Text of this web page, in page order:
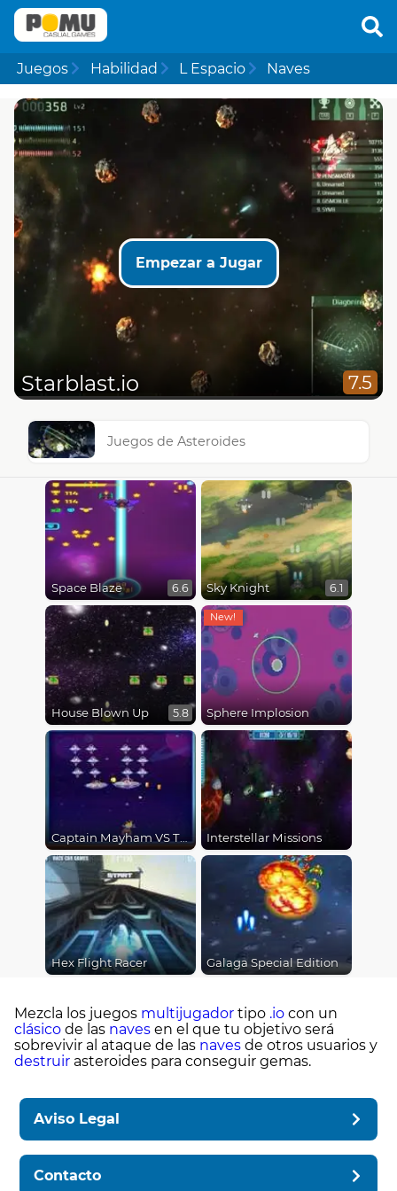
Juegos Habilidad L Espacio Naves
Empezar a Jugar
Starblast.io 7.5
Juegos de Asteroides
Space Blaze 6.6 Sky Knight 6.1
House Blown Up 5.8 Sphere Implosion
Captain Mayham VS The Bunny Invaders Interstellar Missions
Hex Flight Racer Galaga Special Edition
Mezcla los juegos multijugador tipo .io con un
clásico de las naves en el que tu objetivo será
sobrevivir al ataque de las naves de otros usuarios y
destruir asteroides para conseguir gemas.
Aviso Legal
Contacto